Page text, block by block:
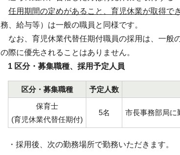
任用期間の定めがあること、 育児休業が取得で
務、給与等）は一般の職員と同様です。
なお、育児休業代替任期付職員の採用は、一般
の際に優先されることはありません。
1 区分・募集職種、採用予定人員
区分・募集職種 予定人数
保育士
(育児休業代替任期付)
5名 市長事務部局に
・採用後、次の勤務場所で勤務いただきます。